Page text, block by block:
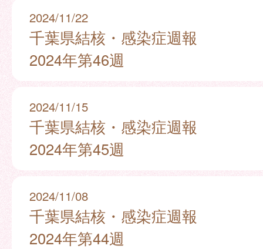
2024/11/22
千葉県結核・感染症週報
2024年第46週
2024/11/15
千葉県結核・感染症週報
2024年第45週
2024/11/08
千葉県結核・感染症週報
2024年第44週